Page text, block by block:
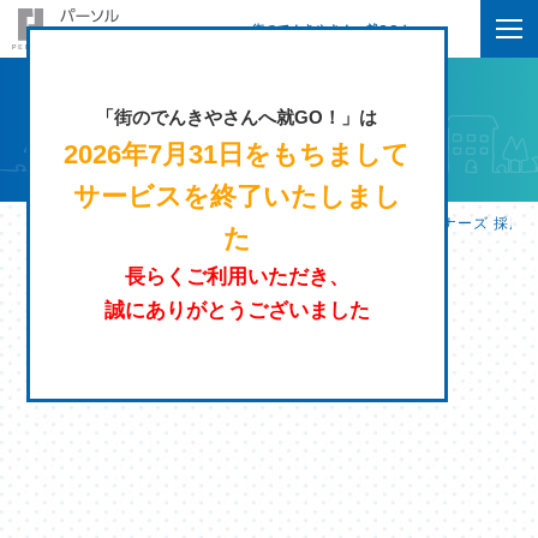
街のでんきやさんへ就GO！
「街のでんきやさんへ就GO！」は
2026年7月31日をもちまして
サービスを終了いたしまし
た
長らくご利用いただき、
誠にありがとうございました
街のでんきやさんへ就GO！ | パーソルエクセルＨＲパートナーズ 採用